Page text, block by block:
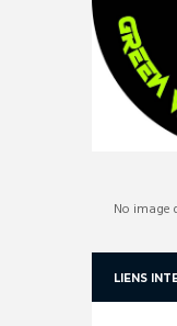
No image
LIENS